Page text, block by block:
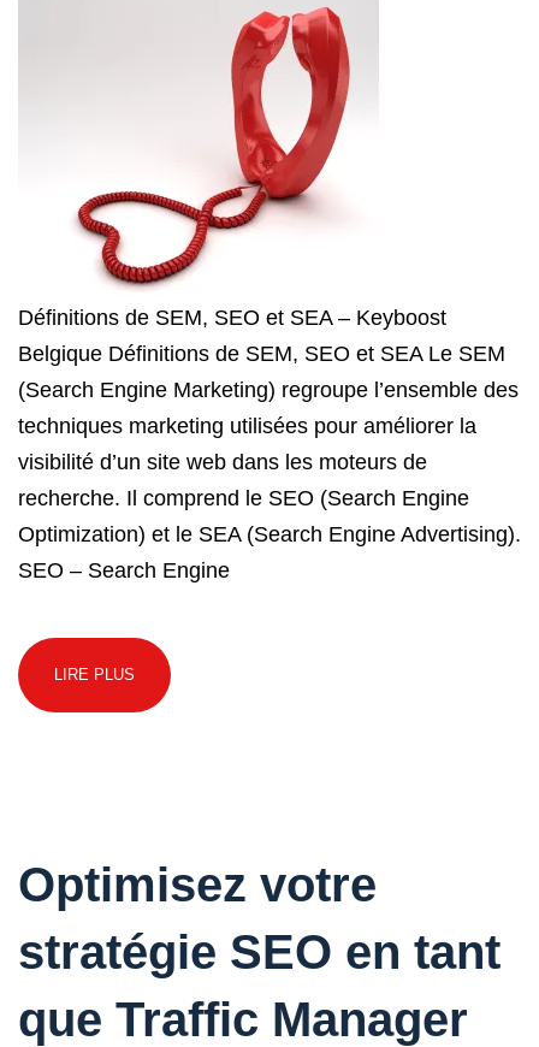
Définitions de SEM, SEO et SEA – Keyboost
Belgique Définitions de SEM, SEO et SEA Le SEM
(Search Engine Marketing) regroupe l’ensemble des
techniques marketing utilisées pour améliorer la
visibilité d’un site web dans les moteurs de
recherche. Il comprend le SEO (Search Engine
Optimization) et le SEA (Search Engine Advertising).
SEO – Search Engine
LIRE PLUS
Optimisez votre
stratégie SEO en tant
que Traffic Manager